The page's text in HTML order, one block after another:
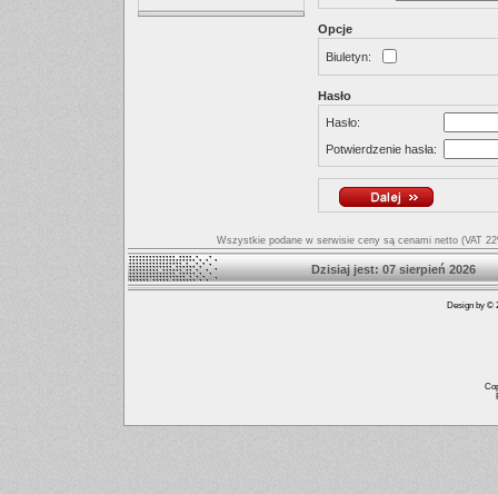
Opcje
Biuletyn:
Hasło
Hasło:
Potwierdzenie hasła:
Wszystkie podane w serwisie ceny są cenami netto (VAT
Dzisiaj jest: 07 sierpień
Design by ©